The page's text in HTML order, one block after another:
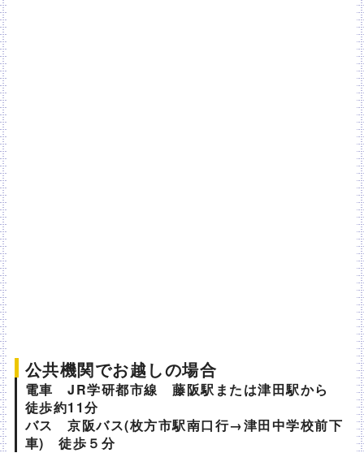
公共機関でお越しの場合
電車 JR学研都市線 藤阪駅または津田駅から
徒歩約11分
バス 京阪バス(枚方市駅南口行→津田中学校前下
車) 徒歩５分